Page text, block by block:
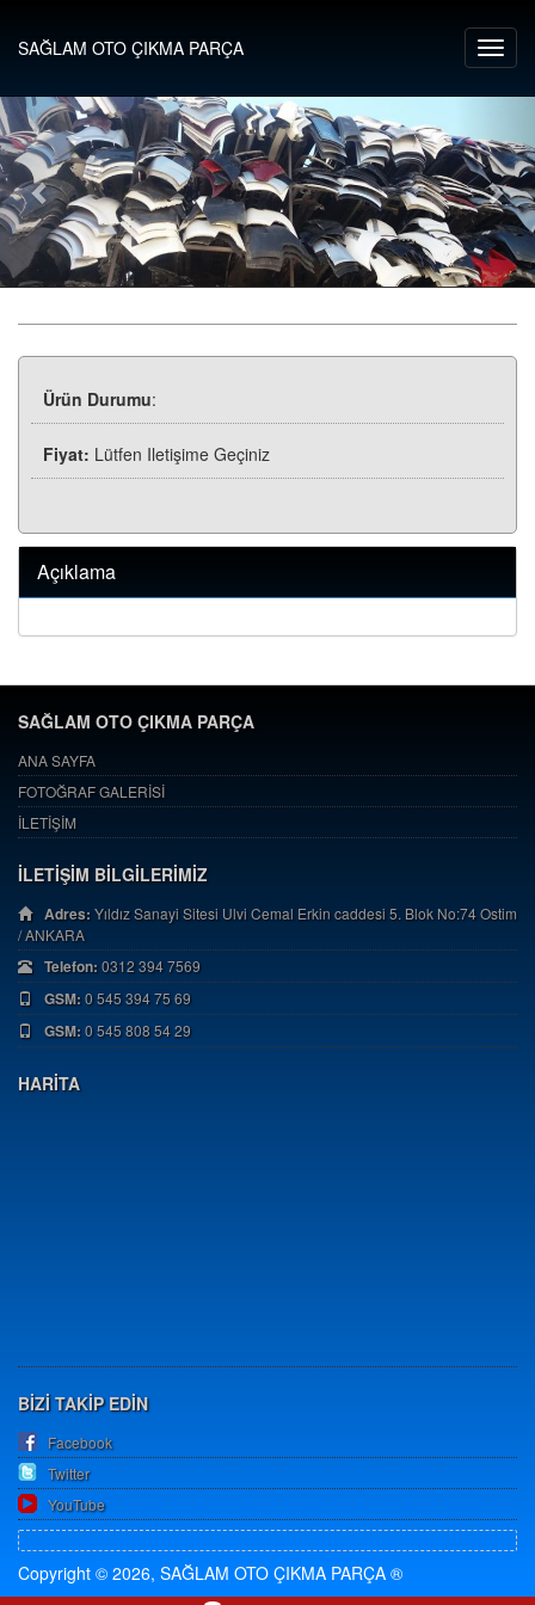
SAĞLAM OTO ÇIKMA PARÇA
Ürün Durumu:
Fiyat: Lütfen Iletişime Geçiniz
Açıklama
SAĞLAM OTO ÇIKMA PARÇA
ANA SAYFA
FOTOĞRAF GALERİSİ
İLETİŞİM
İLETİŞİM BİLGİLERİMİZ
Adres:Yıldız Sanayi Sitesi Ulvi Cemal Erkin caddesi 5. Blok No:74 Ostim
/ ANKARA
Telefon:0312 394 7569
GSM:0 545 394 75 69
GSM:0 545 808 54 29
HARİTA
BİZİ TAKİP EDİN
Facebook
Twitter
YouTube
Copyright © 2026, SAĞLAM OTO ÇIKMA PARÇA ®